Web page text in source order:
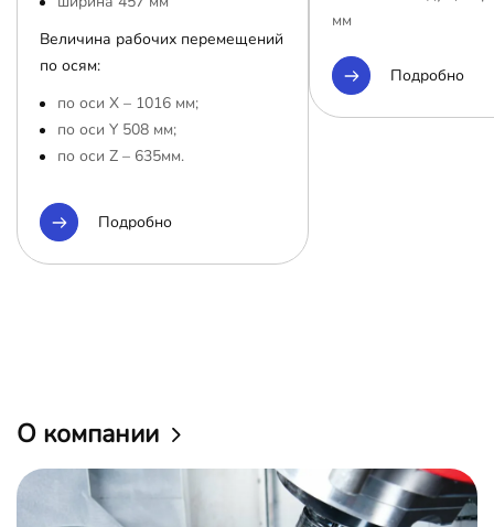
Величина рабочих перемещений
по осям:
по оси Х – 1016 мм;
по оси Y 508 мм;
по оси Z – 635мм.
Подробно
мм
Подробно
О компании